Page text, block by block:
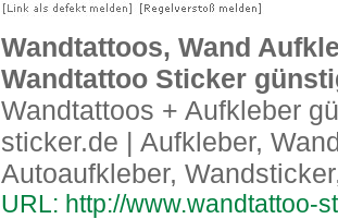
Wandtattoos, Wand
Wandtattoo Sticker
Wandtattoos + Aufkleber
sticker.de | Aufkleber,
Autoaufkleber,
URL: http://www.wandtattoo-